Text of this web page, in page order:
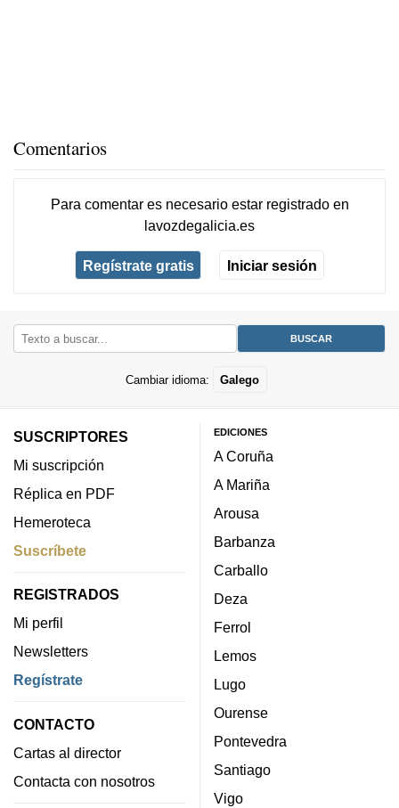
Comentarios
Para comentar es necesario estar registradoen
lavozdegalicia.es
Regístrate gratis Iniciar sesión
Cambiar idioma: Galego
SUSCRIPTORES
Mi suscripción
Réplica en PDF
Hemeroteca
Suscríbete
REGISTRADOS
Mi perfil
Newsletters
Regístrate
CONTACTO
Cartas al director
Contacta con nosotros
EDICIONES
A Coruña
A Mariña
Arousa
Barbanza
Carballo
Deza
Ferrol
Lemos
Lugo
Ourense
Pontevedra
Santiago
Vigo